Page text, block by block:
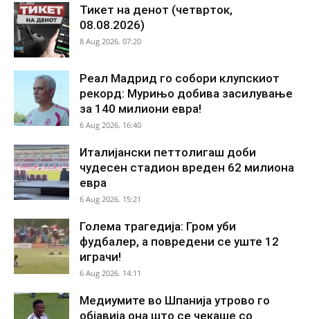
Тикет на денот (четврток,
08.08.2026)
8 Aug 2026. 07:20
Реал Мадрид го собори клупскиот
рекорд: Мурињо добива засилување
за 140 милиони евра!
6 Aug 2026. 16:40
Италијански петтолигаш доби
чудесен стадион вреден 62 милиона
евра
6 Aug 2026. 15:21
Голема трагедија: Гром уби
фудбалер, а повредени се уште 12
играчи!
6 Aug 2026. 14:11
Медиумите во Шпанија утрово го
објавија она што се чекаше со